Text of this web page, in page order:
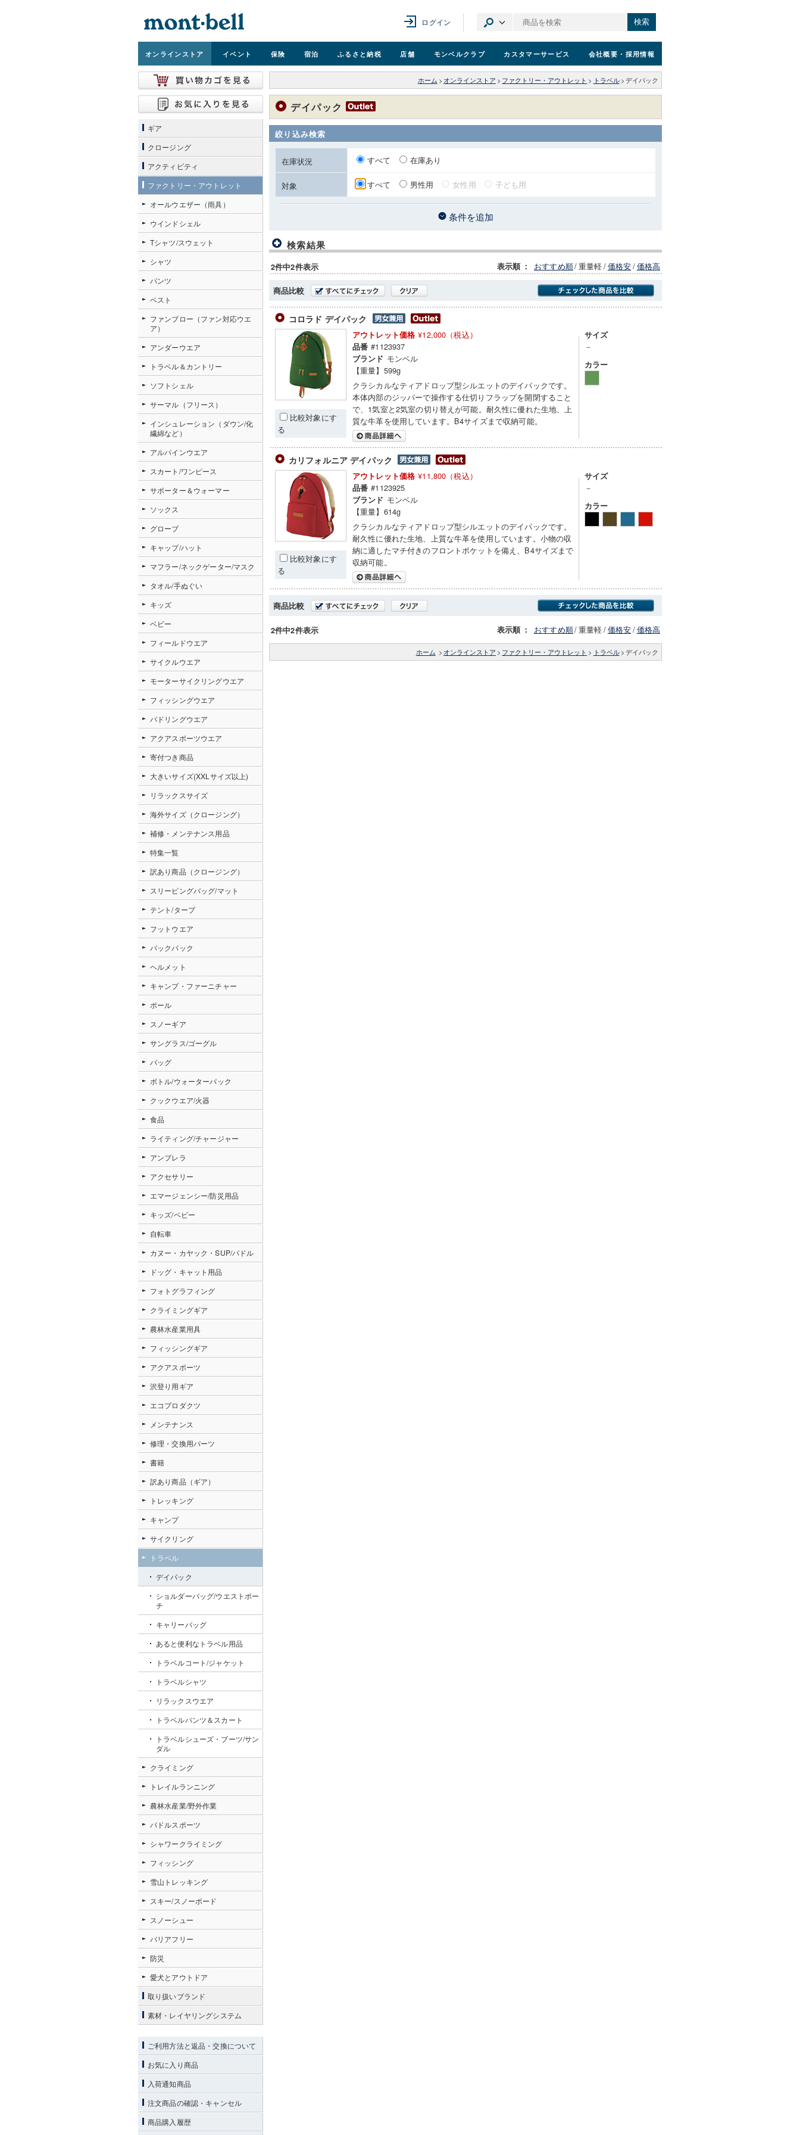
ログイン 検索
オンラインストア イベント 保険 宿泊 ふるさと納税 店舗 モンベルクラブ カスタマーサービス 会社概要 ・採用情報
ホーム > オンラインストア > ファクトリー・アウトレット > トラベル > デイパック
デイパック
絞り込み検索
在庫状況 すべて 在庫あり
対象 すべて 男性用 女性用 子ども用
条件を追加
検索結果
2件中2件表示 表示順 ： おすすめ順/重量軽/価格安/価格高
商品比較
コロラド デイパック
比較対象にす
る
アウトレット価格 ¥12,000（税込）
品番 #1123937
ブランド モンベル
【重量】599g
クラシカルなティアドロップ型シルエットのデイパックです。
本体内部のジッパーで操作する仕切りフラップを開閉すること
で、1気室と2気室の切り替えが可能。耐久性に優れた生地、上
質な牛革を使用しています。B4サイズまで収納可能。
サイズ
－
カラー
カリフォルニア デイパック
比較対象にす
る
アウトレット価格 ¥11,800（税込）
品番 #1123925
ブランド モンベル
【重量】614g
クラシカルなティアドロップ型シルエットのデイパックです。
耐久性に優れた生地、上質な牛革を使用しています。小物の収
納に適したマチ付きのフロントポケットを備え、B4サイズまで
収納可能。
サイズ
－
カラー
商品比較
2件中2件表示 表示順 ： おすすめ順/重量軽/価格安/価格高
ホーム > オンラインストア > ファクトリー・アウトレット > トラベル > デイパック
ギア
クロージング
アクティビティ
ファクトリー・アウトレット
オールウエザー（雨具）
ウインドシェル
Tシャツ/スウェット
シャツ
パンツ
ベスト
ファンブロー（ファン対応ウエ
ア）
アンダーウエア
トラベル＆カントリー
ソフトシェル
サーマル（フリース）
インシュレーション（ダウン/化
繊綿など）
アルパインウエア
スカート/ワンピース
サポーター＆ウォーマー
ソックス
グローブ
キャップ/ハット
マフラー/ネックゲーター/マスク
タオル/手ぬぐい
キッズ
ベビー
フィールドウエア
サイクルウエア
モーターサイクリングウエア
フィッシングウエア
パドリングウエア
アクアスポーツウエア
寄付つき商品
大きいサイズ(XXLサイズ以上)
リラックスサイズ
海外サイズ（クロージング）
補修・メンテナンス用品
特集一覧
訳あり商品（クロージング）
スリーピングバッグ/マット
テント/タープ
フットウエア
バックパック
ヘルメット
キャンプ・ファーニチャー
ポール
スノーギア
サングラス/ゴーグル
バッグ
ボトル/ウォーターパック
クックウエア/火器
食品
ライティング/チャージャー
アンブレラ
アクセサリー
エマージェンシー/防災用品
キッズ/ベビー
自転車
カヌー・カヤック・SUP/パドル
ドッグ・キャット用品
フォトグラフィング
クライミングギア
農林水産業用具
フィッシングギア
アクアスポーツ
沢登り用ギア
エコプロダクツ
メンテナンス
修理・交換用パーツ
書籍
訳あり商品（ギア）
トレッキング
キャンプ
サイクリング
トラベル
デイパック
ショルダーバッグ/ウエストポー
チ
キャリーバッグ
あると便利なトラベル用品
トラベルコート/ジャケット
トラベルシャツ
リラックスウエア
トラベルパンツ＆スカート
トラベルシューズ・ブーツ/サン
ダル
クライミング
トレイルランニング
農林水産業/野外作業
パドルスポーツ
シャワークライミング
フィッシング
雪山トレッキング
スキー/スノーボード
スノーシュー
バリアフリー
防災
愛犬とアウトドア
取り扱いブランド
素材・レイヤリングシステム
ご利用方法と返品・交換について
お気に入り商品
入荷通知商品
注文商品の確認・キャンセル
商品購入履歴